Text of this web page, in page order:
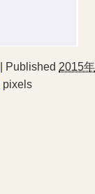
Published 2015年
pixels